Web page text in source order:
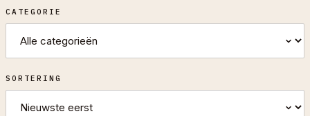
CATEGORIE
SORTERING